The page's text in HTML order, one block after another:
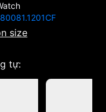
size
tự: